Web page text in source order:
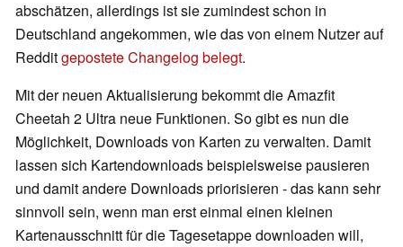
abschätzen, allerdings ist sie zumindest schon in
Deutschland angekommen, wie das von einem Nutzer auf
Redditgepostete Changelog belegt.
Mit der neuen Aktualisierung bekommt die Amazfit
Cheetah 2 Ultra neue Funktionen. So gibt es nun die
Möglichkeit, Downloads von Karten zu verwalten. Damit
lassen sich Kartendownloads beispielsweise pausieren
und damit andere Downloads priorisieren - das kann sehr
sinnvoll sein, wenn man erst einmal einen kleinen
Kartenausschnitt für die Tagesetappe downloaden will,